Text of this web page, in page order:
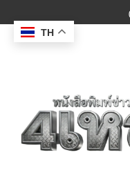
to
content
TH